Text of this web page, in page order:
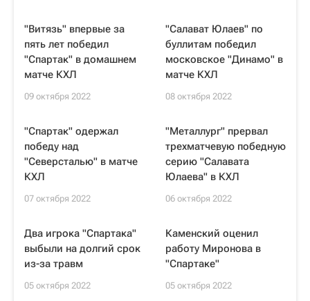
"Витязь" впервые за
пять лет победил
"Спартак" в домашнем
матче КХЛ
09 октября 2022
"Салават Юлаев" по
буллитам победил
московское "Динамо" в
матче КХЛ
08 октября 2022
"Спартак" одержал
победу над
"Северсталью" в матче
КХЛ
07 октября 2022
"Металлург" прервал
трехматчевую победную
серию "Салавата
Юлаева" в КХЛ
06 октября 2022
Два игрока "Спартака"
выбыли на долгий срок
из-за травм
05 октября 2022
Каменский оценил
работу Миронова в
"Спартаке"
05 октября 2022